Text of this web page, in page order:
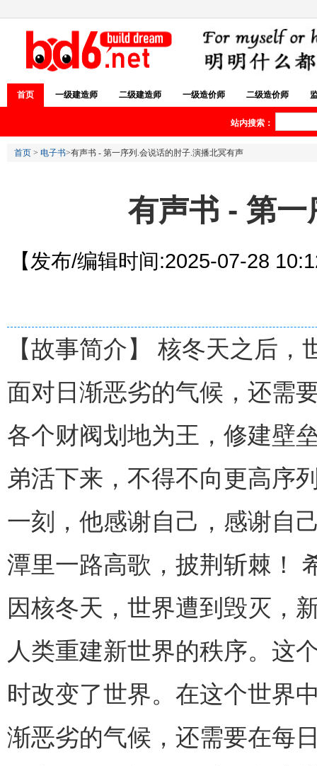
首页 一级建造师 二级建造师 一级造价师 二级造价师
站内搜索：
首页 > 电子书>有声书 - 第一序列.会说话的肘子.演播北冥有声
有声书 - 第
【发布/编辑时间:2025-07-28
【故事简介】
核冬天之后，
面对日渐恶劣的气候，还需
各个财阀划地为王，修建壁
弟活下来，不得不向更高序
一刻，他感谢自己，感谢自
潭里一路高歌，披荆斩棘！
因核冬天，世界遭到毁灭，
人类重建新世界的秩序。这
时改变了世界。在这个世界
渐恶劣的气候，还需要在每